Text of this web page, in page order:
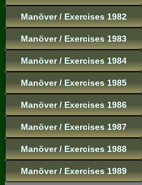
Manöver / Exercises 1982
Manöver / Exercises 1983
Manöver / Exercises 1984
Manöver / Exercises 1985
Manöver / Exercises 1986
Manöver / Exercises 1987
Manöver / Exercises 1988
Manöver / Exercises 1989